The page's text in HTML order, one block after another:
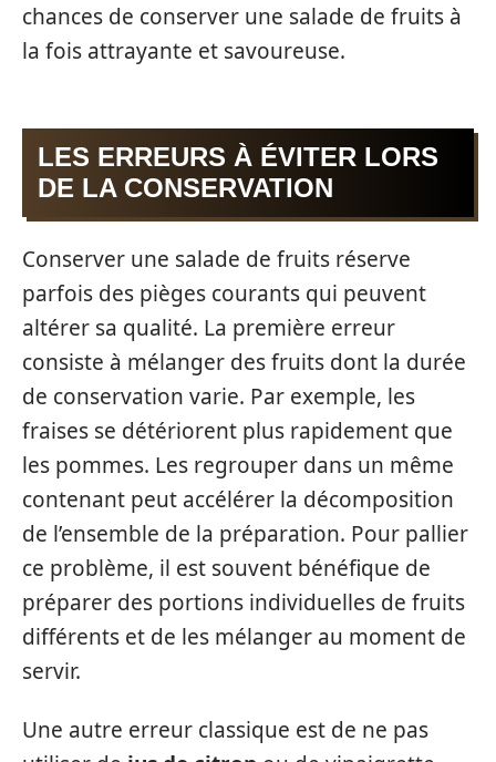
chances de conserver une salade de fruits à
la fois attrayante et savoureuse.
LES ERREURS À ÉVITER LORS
DE LA CONSERVATION
Conserver une salade de fruits réserve
parfois des pièges courants qui peuvent
altérer sa qualité. La première erreur
consiste à mélanger des fruits dont la durée
de conservation varie. Par exemple, les
fraises se détériorent plus rapidement que
les pommes. Les regrouper dans un même
contenant peut accélérer la décomposition
de l’ensemble de la préparation. Pour pallier
ce problème, il est souvent bénéfique de
préparer des portions individuelles de fruits
différents et de les mélanger au moment de
servir.
Une autre erreur classique est de ne pas